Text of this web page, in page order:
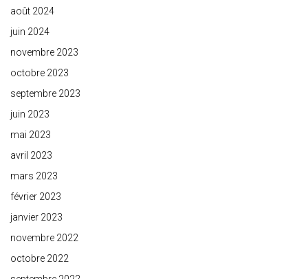
août 2024
juin 2024
novembre 2023
octobre 2023
septembre 2023
juin 2023
mai 2023
avril 2023
mars 2023
février 2023
janvier 2023
novembre 2022
octobre 2022